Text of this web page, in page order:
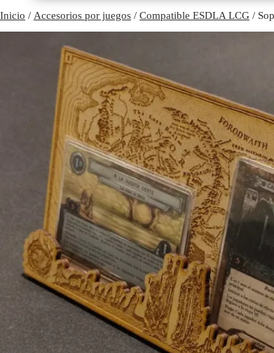
Inicio / Accesorios por juegos / Compatible ESDLA LCG /